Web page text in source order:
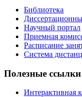
Библиотека
Научный портал
Приемная
Расписание
Система
Полезные ссылки
Интерактивная